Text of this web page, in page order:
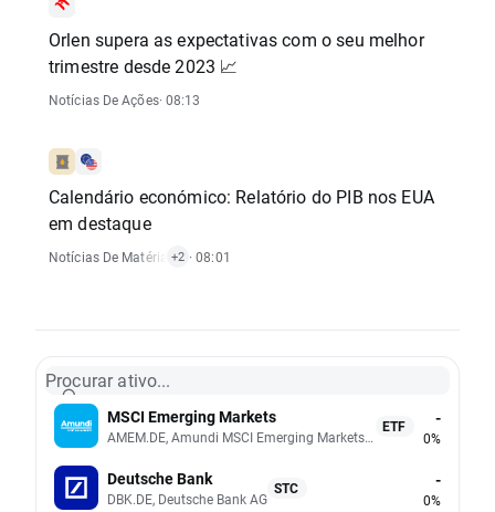
Orlen supera as expectativas com o seu melhor
trimestre desde 2023 📈
Notícias De Ações· 08:13
Calendário económico: Relatório do PIB nos EUA
em destaque
Notícias De Matérias-Primas,Relatórios Económicos
+2 · 08:01
Procurar ativo...
MSCI Emerging Markets
AMEM.DE, Amundi MSCI Emerging Markets UCITS (Acc EUR)
ETF -
0%
Deutsche Bank
DBK.DE, Deutsche Bank AG
STC -
0%